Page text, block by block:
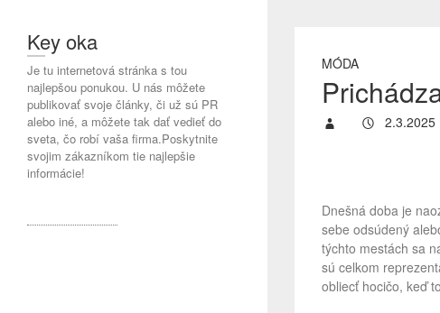
Key oka
Je tu internetová stránka s tou
najlepšou ponukou. U nás môžete
publikovať svoje články, či už sú PR
alebo iné, a môžete tak dať vedieť do
sveta, čo robí vaša firma.Poskytnite
svojim zákazníkom tie najlepšie
informácie!
MÓDA
2.3.2025
Dnešná doba je
sebe odsúdený
týchto mestách sa
sú celkom
obliecť hocičo, keď